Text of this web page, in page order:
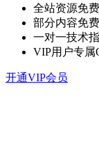
全站资源免
部分内容免
一对一技术
VIP用户专属
开通VIP会员